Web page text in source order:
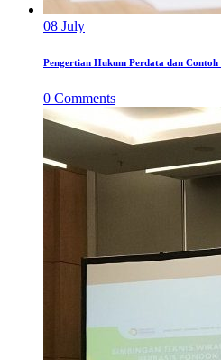
08 July
Pengertian Hukum Perdata dan Contoh
0 Comments